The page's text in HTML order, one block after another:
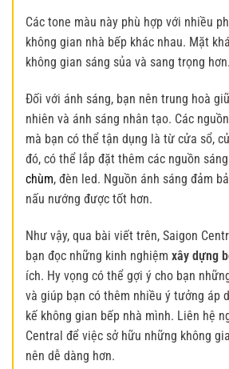
Các tone màu này phù hợp với nhiều
không gian nhà bếp khác nhau. Mặt
không gian sáng sủa và sang trọng hơn.
Đối với ánh sáng, bạn nên trung hoà
nhiên và ánh sáng nhân tạo. Các
mà bạn có thể tận dụng là từ cửa sổ,
đó, có thể lắp đặt thêm các nguồn
chùm, đèn led. Nguồn ánh sáng đảm
nấu nướng được tốt hơn.
Như vậy, qua bài viết trên, Saigon
bạn đọc những kinh nghiệm xây dựng
ích. Hy vọng có thể gợi ý cho bạn
và giúp bạn có thêm nhiều ý tưởng áp
kế không gian bếp nhà mình. Liên hệ
Central để việc sở hữu những không
nên dễ dàng hơn.